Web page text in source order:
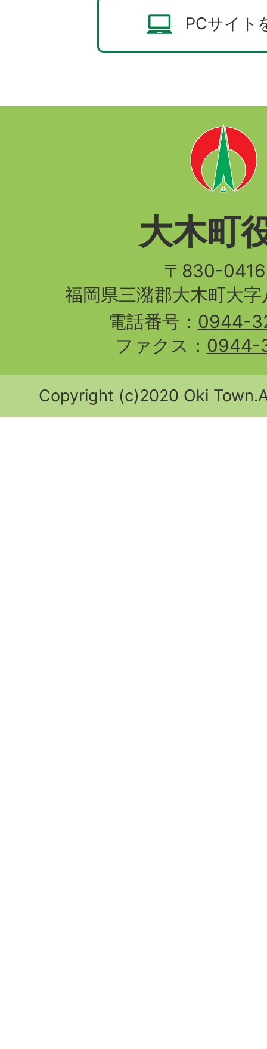
PCサイト
大木町
〒830-
福岡県三潴郡大木町大
電話番号： 0944-
ファクス： 0944-
Copyright (c)2020 Oki